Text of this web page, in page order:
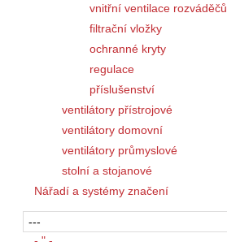
vnitřní ventilace rozváděčů
filtrační vložky
ochranné kryty
regulace
příslušenství
ventilátory přístrojové
ventilátory domovní
ventilátory průmyslové
stolní a stojanové
Nářadí a systémy značení